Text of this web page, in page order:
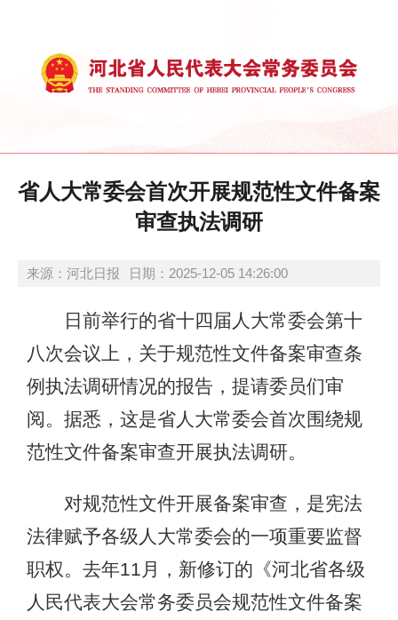
省人大常委会首次开展规范性文件备案
审查执法调研
来源：河北日报 日期：2025-12-05 14:26:00
日前举行的省十四届人大常委会第十
八次会议上，关于规范性文件备案审查条
例执法调研情况的报告，提请委员们审
阅。据悉，这是省人大常委会首次围绕规
范性文件备案审查开展执法调研。
对规范性文件开展备案审查，是宪法
法律赋予各级人大常委会的一项重要监督
职权。去年11月，新修订的《河北省各级
人民代表大会常务委员会规范性文件备案